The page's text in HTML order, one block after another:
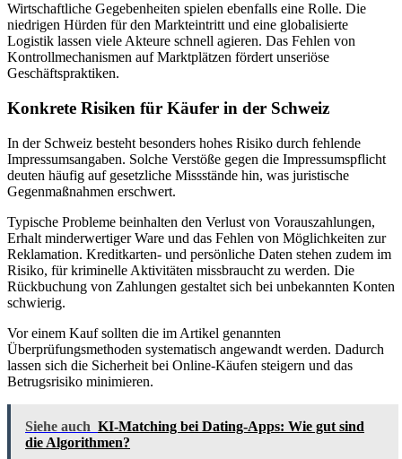
Wirtschaftliche Gegebenheiten spielen ebenfalls eine Rolle. Die
niedrigen Hürden für den Markteintritt und eine globalisierte
Logistik lassen viele Akteure schnell agieren. Das Fehlen von
Kontrollmechanismen auf Marktplätzen fördert unseriöse
Geschäftspraktiken.
Konkrete Risiken für Käufer in der Schweiz
In der Schweiz besteht besonders hohes Risiko durch fehlende
Impressumsangaben. Solche Verstöße gegen die Impressumspflicht
deuten häufig auf gesetzliche Missstände hin, was juristische
Gegenmaßnahmen erschwert.
Typische Probleme beinhalten den Verlust von Vorauszahlungen,
Erhalt minderwertiger Ware und das Fehlen von Möglichkeiten zur
Reklamation. Kreditkarten- und persönliche Daten stehen zudem im
Risiko, für kriminelle Aktivitäten missbraucht zu werden. Die
Rückbuchung von Zahlungen gestaltet sich bei unbekannten Konten
schwierig.
Vor einem Kauf sollten die im Artikel genannten
Überprüfungsmethoden systematisch angewandt werden. Dadurch
lassen sich die Sicherheit bei Online-Käufen steigern und das
Betrugsrisiko minimieren.
Siehe auch KI-Matching bei Dating-Apps: Wie gut sind
die Algorithmen?